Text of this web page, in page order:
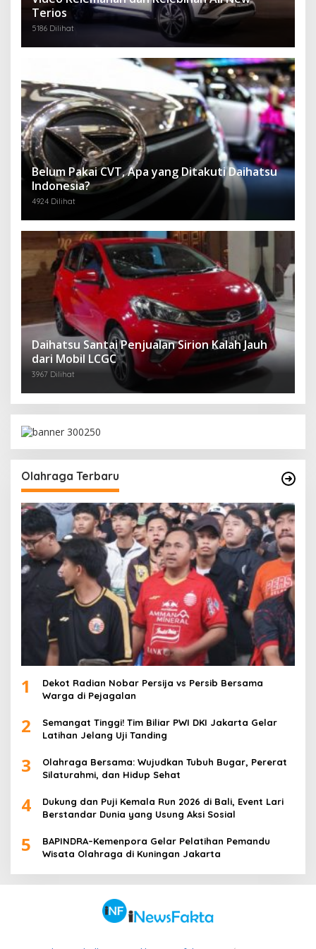
Terios
5186 Dilihat
Belum Pakai CVT, Apa yang Ditakuti Daihatsu
Indonesia?
4924 Dilihat
Daihatsu Santai Penjualan Sirion Kalah Jauh
dari Mobil LCGC
3967 Dilihat
Olahraga Terbaru
1
Dekot Radian Nobar Persija vs Persib Bersama
Warga di Pejagalan
2
Semangat Tinggi! Tim Biliar PWI DKI Jakarta Gelar
Latihan Jelang Uji Tanding
3
Olahraga Bersama: Wujudkan Tubuh Bugar, Pererat
Silaturahmi, dan Hidup Sehat
4
Dukung dan Puji Kemala Run 2026 di Bali, Event Lari
Berstandar Dunia yang Usung Aksi Sosial
5
BAPINDRA–Kemenpora Gelar Pelatihan Pemandu
Wisata Olahraga di Kuningan Jakarta